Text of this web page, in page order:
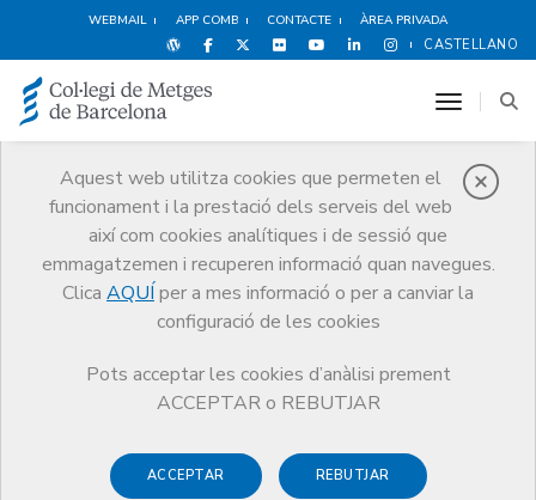
WEBMAIL APP COMB CONTACTE ÀREA PRIVADA
CASTELLANO
Aquest web utilitza cookies que permeten el
funcionament i la prestació dels serveis del web
així com cookies analítiques i de sessió que
emmagatzemen i recuperen informació quan navegues.
Clica AQUÍ per a mes informació o per a canviar la
configuració de les cookies
Pots acceptar les cookies d’anàlisi prement
ACCEPTAR o REBUTJAR
ACCEPTAR REBUTJAR
toggle
Cultura i oci
Altres serveis Cultura i oci
Metges i literatura
Más que una vida. Mis memorias